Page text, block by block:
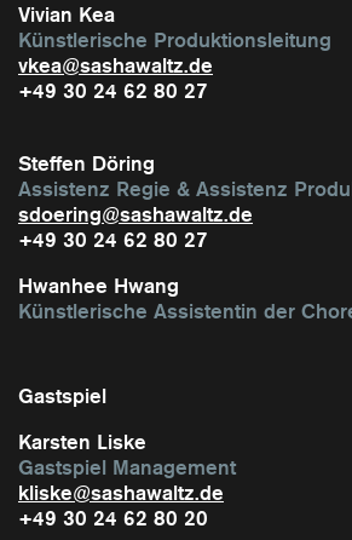
Vivian Kea
Künstlerische Produktionsleitung
vkea@sashawaltz.de
+49 30 24 62 80 27
Steffen Döring
Assistenz Regie & Assistenz
sdoering@sashawaltz.de
+49 30 24 62 80 27
Hwanhee Hwang
Künstlerische Assistentin der
Gastspiel
Karsten Liske
Gastspiel Management
kliske@sashawaltz.de
+49 30 24 62 80 20